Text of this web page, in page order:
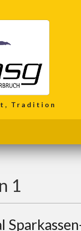
Tradition
1